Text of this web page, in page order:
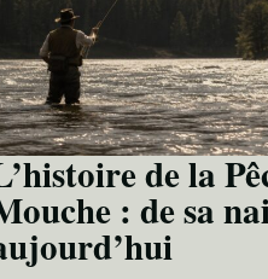
de la
: de sa